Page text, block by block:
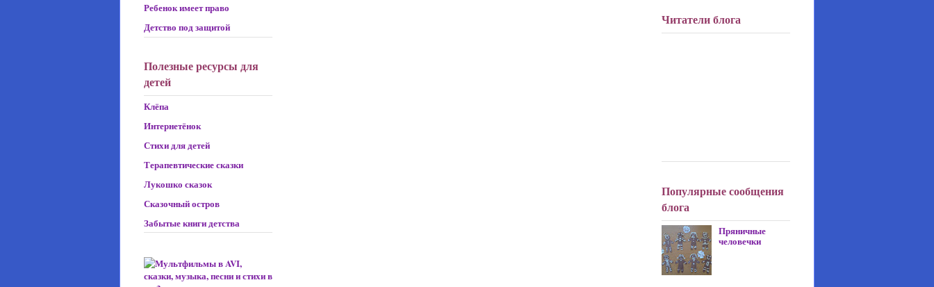
Ребенок имеет право
Детство под защитой
Полезные ресурсы для
детей
Клёпа
Интернетёнок
Стихи для детей
Терапевтические сказки
Лукошко сказок
Сказочный остров
Забытые книги детства
Читатели блога
Популярные сообщения
блога
Пряничные
человечки